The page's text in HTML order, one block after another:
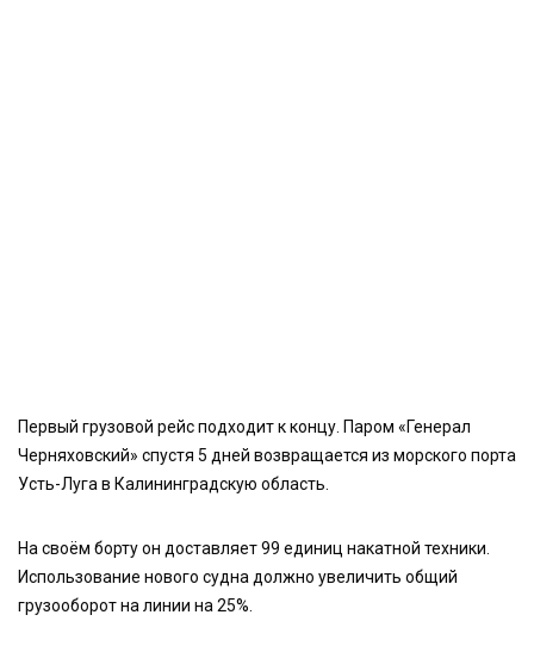
Первый грузовой рейс подходит к концу. Паром «Генерал
Черняховский» спустя 5 дней возвращается из морского порта
Усть-Луга в Калининградскую область.
На своём борту он доставляет 99 единиц накатной техники.
Использование нового судна должно увеличить общий
грузооборот на линии на 25%.